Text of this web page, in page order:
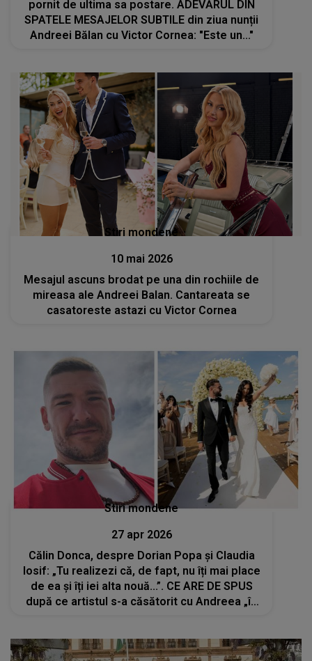
pornit de ultima sa postare. ADEVĂRUL DIN
SPATELE MESAJELOR SUBTILE din ziua nunții
Andreei Bălan cu Victor Cornea: "Este un..."
Stiri mondene
10 mai 2026
Mesajul ascuns brodat pe una din rochiile de
mireasa ale Andreei Balan. Cantareata se
casatoreste astazi cu Victor Cornea
Stiri mondene
27 apr 2026
Călin Donca, despre Dorian Popa și Claudia
Iosif: „Tu realizezi că, de fapt, nu îți mai place
de ea și îți iei alta nouă...”. CE ARE DE SPUS
după ce artistul s-a căsătorit cu Andreea „în